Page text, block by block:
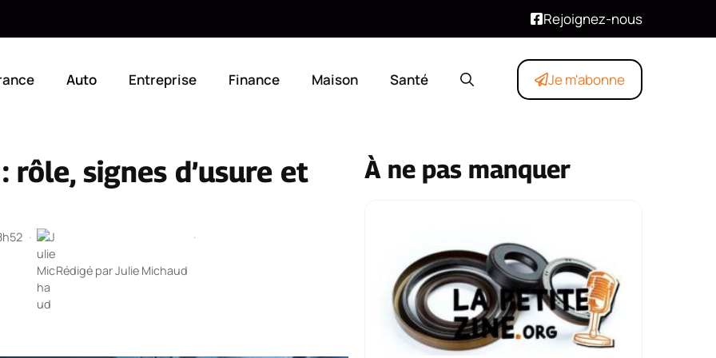
Rejoignez-nous
Auto Entreprise Finance Maison Santé Je m'abonne
signes d’usure et
·
Rédigé parJulie Michaud
·
À ne pas manquer